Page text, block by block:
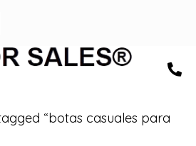
“botas casuales para